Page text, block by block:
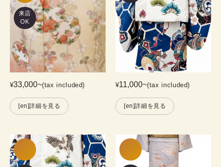
来店
OK
¥33,000~(tax included)
[en]詳細を見る
¥11,000~(tax included)
[en]詳細を見る